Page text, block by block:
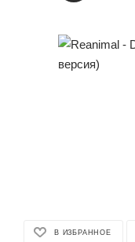
В ИЗБРАННОЕ